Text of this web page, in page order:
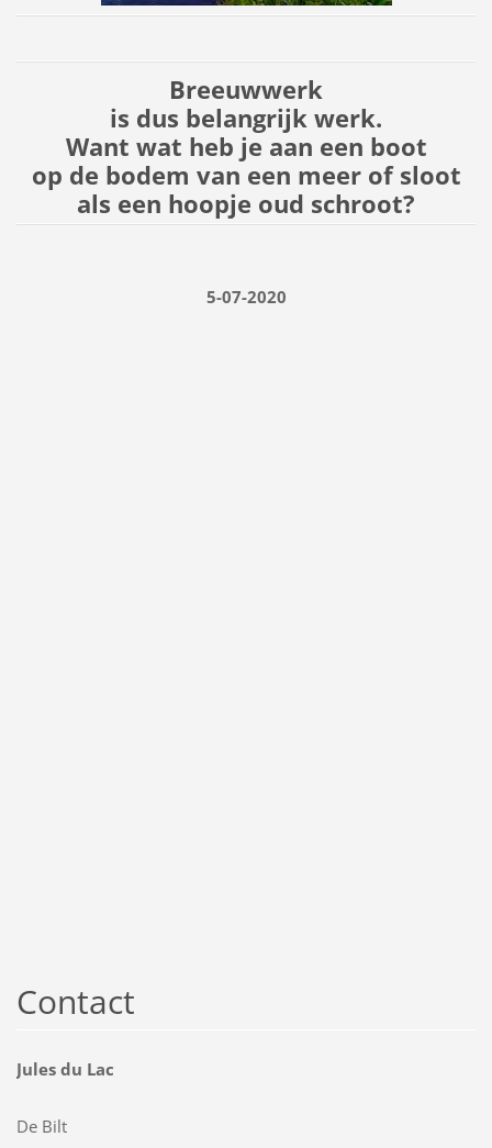
Breeuwwerk
is dus belangrijk werk.
Want wat heb je aan een boot
op de bodem van een meer of sloot
als een hoopje oud schroot?
5-07-2020
Contact
Jules du Lac
De Bilt